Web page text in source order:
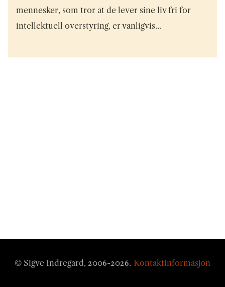
mennesker, som tror at de lever sine liv fri for
intellektuell overstyring, er vanligvis…
© Sigve Indregard, 2006-2026. Kontaktinformasjon